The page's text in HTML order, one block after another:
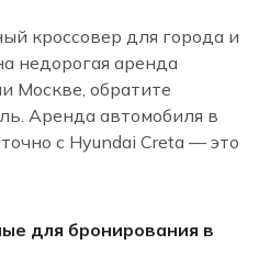
кроссовер для города и
недорогая аренда
Москве, обратите
Аренда автомобиля в
с Hyundai Creta — это
для бронирования в